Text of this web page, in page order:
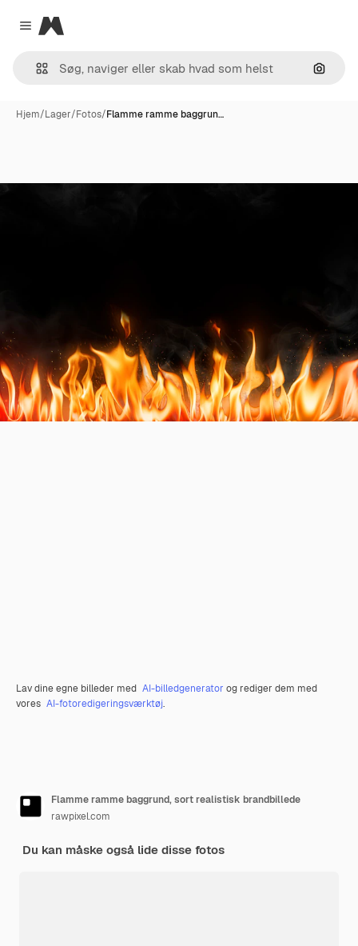
Close menu
Magnific
Søg
Hjem/Lager/Fotos/Flamme ramme baggrun…
Lav dine egne billeder med AI-billedgenerator og rediger dem med
vores AI-fotoredigeringsværktøj.
Flamme ramme baggrund, sort realistisk brandbillede
rawpixel.com
Du kan måske også lide disse fotos